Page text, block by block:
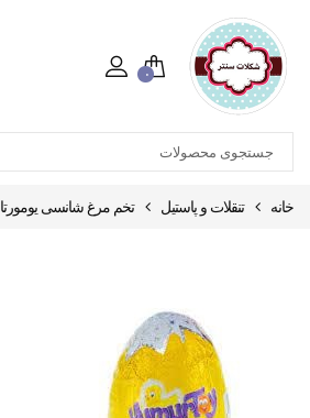
۰
خانه تنقلات و پاستیل تخم مرغ شانسی یومورتا